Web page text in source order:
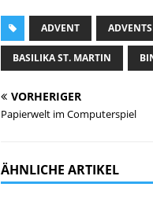
ADVENT
BASILIKA ST. MARTIN
VORHERIGER
Papierwelt im Computerspiel
ÄHNLICHE ARTIKEL